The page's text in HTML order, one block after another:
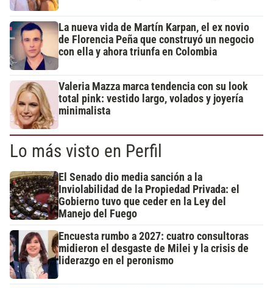
La nueva vida de Martín Karpan, el ex novio
de Florencia Peña que construyó un negocio
con ella y ahora triunfa en Colombia
Valeria Mazza marca tendencia con su look
total pink: vestido largo, volados y joyería
minimalista
Lo más visto en Perfil
El Senado dio media sanción a la
Inviolabilidad de la Propiedad Privada: el
Gobierno tuvo que ceder en la Ley del
Manejo del Fuego
Encuesta rumbo a 2027: cuatro consultoras
midieron el desgaste de Milei y la crisis de
liderazgo en el peronismo